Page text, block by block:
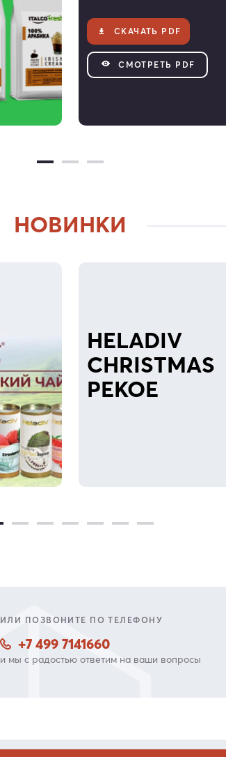
СКАЧАТЬ PDF
CМОТРЕТЬ PDF
НОВИНКИ
HELADIV
CHRISTMAS
PEKOE
ИЛИ ПОЗВОНИТЕ ПО ТЕЛЕФОНУ
+7 499 7141660
и мы с радостью ответим на ваши вопросы